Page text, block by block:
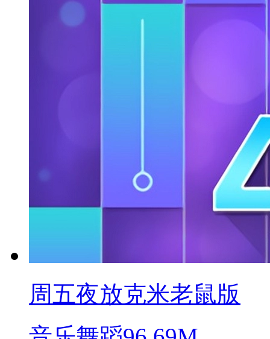
周五夜放克米老鼠版